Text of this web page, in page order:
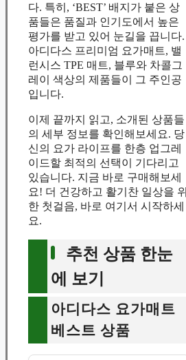
다. 특히, ‘BEST’ 배지가 붙은 상
품들은 품질과 인기도에서 높은
평가를 받고 있어 눈길을 끕니다.
아디다스 프리미엄 요가매트, 밸
런시스 TPE 매트, 블루와 차콜그
레이 색상의 제품들이 그 주인공
입니다.
이제 끝까지 읽고, 소개된 상품들
의 세부 정보를 확인해보세요. 당
신의 요가 라이프를 한층 업그레
이드할 최적의 선택이 기다리고
있습니다. 지금 바로 구매해보세
요! 더 건강하고 활기찬 일상을 위
한 첫걸음, 바로 여기서 시작하세
요.
추천 상품 한눈
에 보기
아디다스 요가매트
베스트 상품